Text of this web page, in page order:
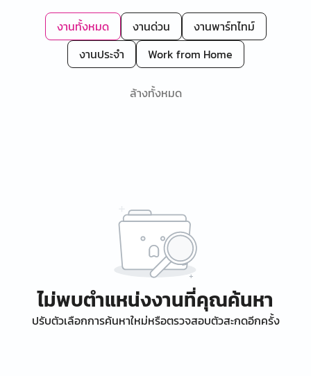
งานทั้งหมด งานด่วน
งานพาร์ทไทม์
งานประจำ
Work from Home
ล้างทั้งหมด
ไม่พบตำแหน่งงานที่คุณค้นหา
ปรับตัวเลือกการค้นหาใหม่หรือตรวจสอบตัวสะกดอีกครั้ง